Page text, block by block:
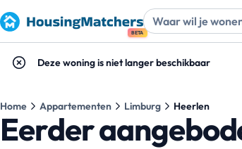
BETA
Deze woning is niet langer beschikbaar
Home Appartementen Limburg Heerlen
Eerder